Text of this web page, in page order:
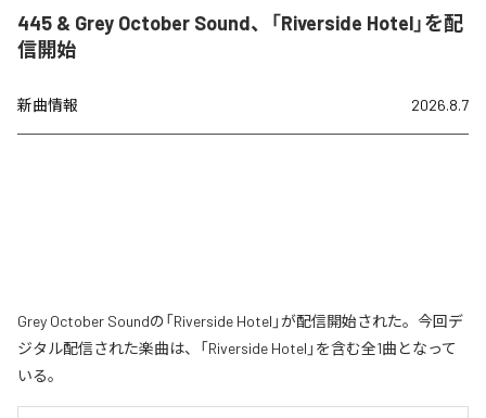
445 & Grey October Sound、「Riverside Hotel」を配
信開始
新曲情報 2026.8.7
Grey October Soundの「Riverside Hotel」が配信開始された。今回デ
ジタル配信された楽曲は、「Riverside Hotel」を含む全1曲となって
いる。